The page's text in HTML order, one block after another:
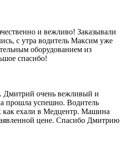
и вежливо! Заказывали
с утра водитель Максим уже
оборудованием из
спасибо!
Дмитрий очень вежливый и
прошла успешно. Водитель
как ехали в Медцентр. Машина
цене. Спасибо Дмитрию